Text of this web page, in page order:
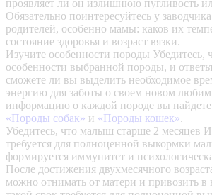
проявляет ли он излишнюю пугливость
Обязательно поинтересуйтесь у
родителей, особенно мамы: каков их
состояние здоровья и возраст вязки.
Изучите особенности породы Убедитесь,
особенности выбранной породы, и
сможете ли вы выделить необходимое
энергию для заботы о своем новом
информацию о каждой породе вы найдете
«Породы собак» и «Породы кошек».
Убедитесь, что малыш старше 2 месяцев
требуется для полноценной выкормки
формируется иммунитет и
После достижения двухмесячного
можно отнимать от матери и привозить